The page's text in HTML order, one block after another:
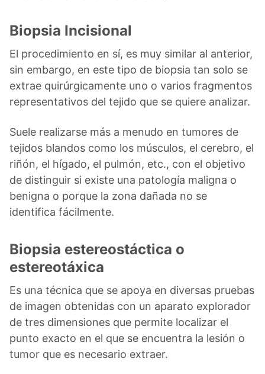
Biopsia Incisional
El procedimiento en sí, es muy similar al anterior,
sin embargo, en este tipo de biopsia tan solo se
extrae quirúrgicamente uno o varios fragmentos
representativos del tejido que se quiere analizar.
Suele realizarse más a menudo en tumores de
tejidos blandos como los músculos, el cerebro, el
riñón, el hígado, el pulmón, etc., con el objetivo
de distinguir si existe una patología maligna o
benigna o porque la zona dañada no se
identifica fácilmente.
Biopsia estereostáctica o
estereotáxica
Es una técnica que se apoya en diversas pruebas
de imagen obtenidas con un aparato explorador
de tres dimensiones que permite localizar el
punto exacto en el que se encuentra la lesión o
tumor que es necesario extraer.